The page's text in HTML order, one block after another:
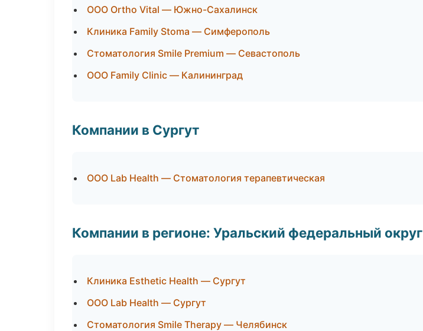
ООО Ortho Vital — Южно-Сахалинск
Клиника Family Stoma — Симферополь
Стоматология Smile Premium — Севастополь
ООО Family Clinic — Калининград
Компании в Сургут
ООО Lab Health — Стоматология терапевтическая
Компании в регионе: Уральский федеральный округ
Клиника Esthetic Health — Сургут
ООО Lab Health — Сургут
Стоматология Smile Therapy — Челябинск